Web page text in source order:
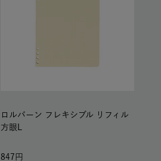
ロルバーン フレキシブル リフィル
方眼L
847